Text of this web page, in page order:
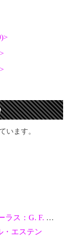
います。
オラトリオ「メサイア」より ハレルヤコーラス：G. F. ヘンデル
・エステン